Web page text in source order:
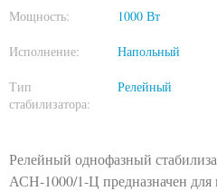
Мощность: 1000 Вт
Исполнение: Напольный
Тип
стабилизатора:
Релейный
Релейный однофазный
АСН-1000/1-Ц предназначен для